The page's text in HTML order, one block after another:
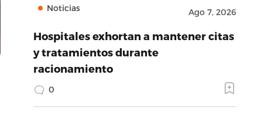
Noticias Ago 7, 2026
Hospitales exhortan a mantener citas
y tratamientos durante
racionamiento
0